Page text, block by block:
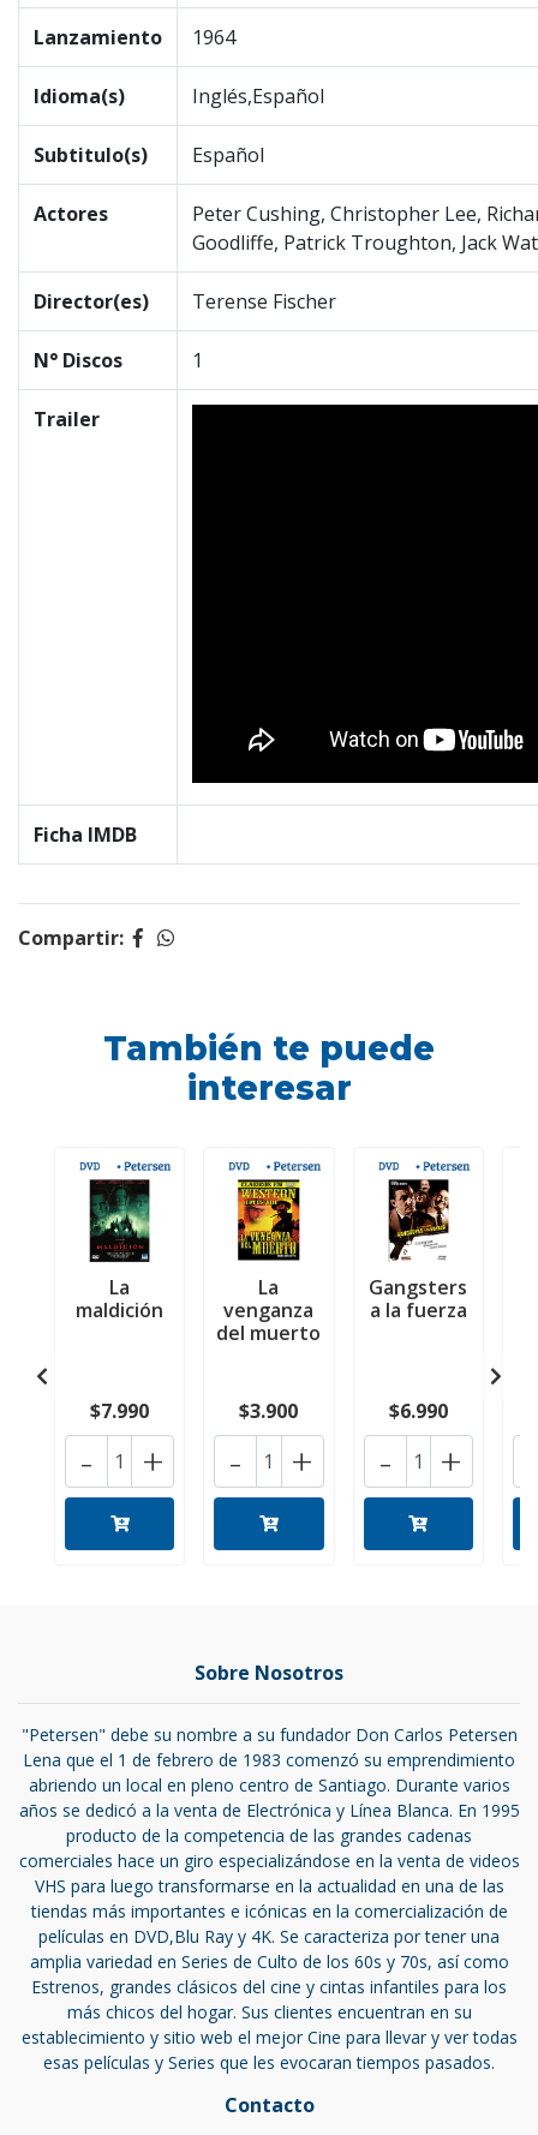
Lanzamiento 1964
Idioma(s) Inglés,Español
Subtitulo(s) Español
Actores
Peter Cushing, Christopher Lee,
Goodliffe, Patrick Troughton, Jack
Director(es) Terense Fischer
N° Discos 1
Trailer
Ficha IMDB
Compartir:
También te puede
interesar
La
maldición
$7.990
+
-
La
venganza
del muerto
$3.900
+
-
Gangsters
a la fuerza
$6.990
+
-
Sobre Nosotros
"Petersen" debe su nombre a su fundador Don Carlos Petersen
Lena que el 1 de febrero de 1983 comenzó su emprendimiento
abriendo un local en pleno centro de Santiago. Durante varios
años se dedicó a la venta de Electrónica y Línea Blanca. En 1995
producto de la competencia de las grandes cadenas
comerciales hace un giro especializándose en la venta de videos
VHS para luego transformarse en la actualidad en una de las
tiendas más importantes e icónicas en la comercialización de
películas en DVD,Blu Ray y 4K. Se caracteriza por tener una
amplia variedad en Series de Culto de los 60s y 70s, así como
Estrenos, grandes clásicos del cine y cintas infantiles para los
más chicos del hogar. Sus clientes encuentran en su
establecimiento y sitio web el mejor Cine para llevar y ver todas
esas películas y Series que les evocaran tiempos pasados.
Contacto